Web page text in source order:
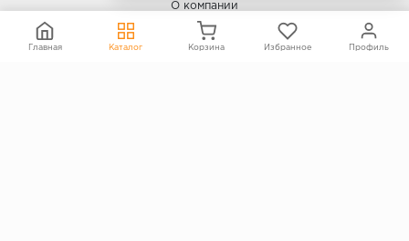
О компании
Политика конфиденциальности
Согласие на обработку персональных данных
Главная Каталог Корзина Избранное Профиль